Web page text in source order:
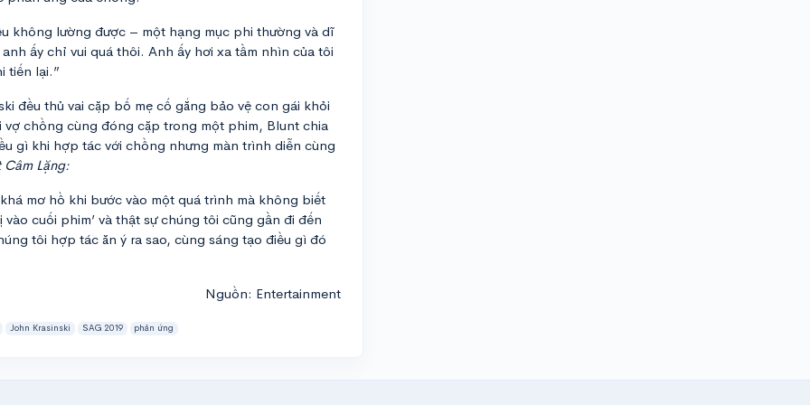
không lường được – một hạng mục phi thường và dĩ
ấy chỉ vui quá thôi. Anh ấy hơi xa tầm nhìn của tôi
tiến lại.”
đều thủ vai cặp bố mẹ cố gắng bảo vệ con gái khỏi
chồng cùng đóng cặp trong một phim, Blunt chia
gì khi hợp tác với chồng nhưng màn trình diễn cùng
Lặng:
mơ hồ khi bước vào một quá trình mà không biết
cuối phim’ và thật sự chúng tôi cũng gần đi đến
tôi hợp tác ăn ý ra sao, cùng sáng tạo điều gì đó
Nguồn: Entertainment
John Krasinski SAG 2019 phản ứng